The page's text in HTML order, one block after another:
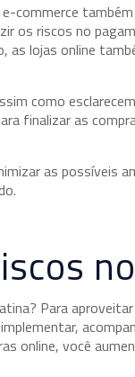
commerce
os riscos no
as lojas online
como
finalizar as
as possíveis
Para
online, você